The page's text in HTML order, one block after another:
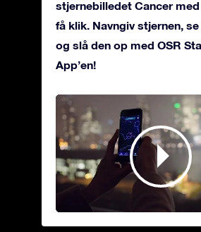
stjernebilledet Cancer
få klik. Navngiv stjernen,
og slå den op med OSR
App’en!